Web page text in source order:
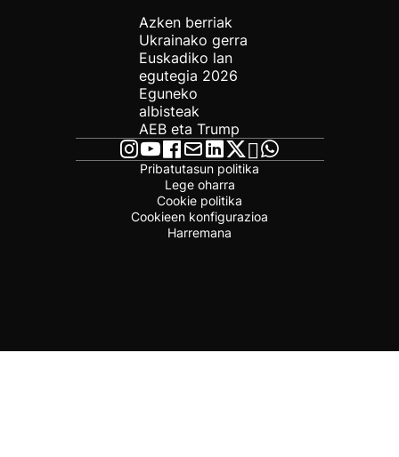
Azken berriak
Ukrainako gerra
Euskadiko lan
egutegia 2026
Eguneko
albisteak
AEB eta Trump
Pribatutasun politika
Lege oharra
Cookie politika
Cookieen konfigurazioa
Harremana